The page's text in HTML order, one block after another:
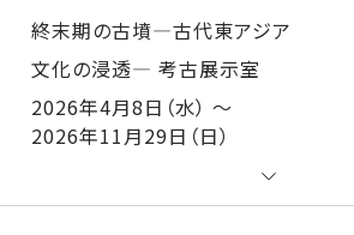
終末期の古墳―古代東アジア文化の浸透― 考古展示室
2026年4月8日（水） ～
2026年11月29日（日）